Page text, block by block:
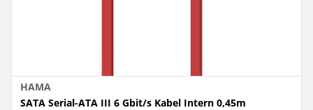
HAMA
SATA Serial-ATA III 6 Gbit/s Kabel Intern 0,45m